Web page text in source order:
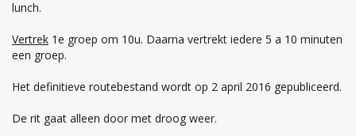
lunch.
Vertrek 1e groep om 10u. Daarna vertrekt iedere 5 a 10 minuten
een groep.
Het definitieve routebestand wordt op 2 april 2016 gepubliceerd.
De rit gaat alleen door met droog weer.